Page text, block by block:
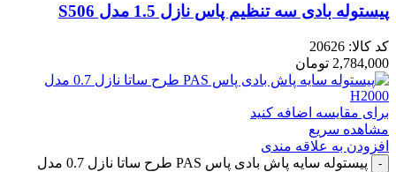
پیستوله بادی سه تنظیم پاس نازل 1.5 مدل S506
کد کالا: 20626
2,784,000 تومان
برای مقایسه اضافه کنید
مشاهده سریع
افزودن به علاقه مندی
پیستوله سایه پاش بادی پاس PAS طرح ساتا نازل 0.7 مدل